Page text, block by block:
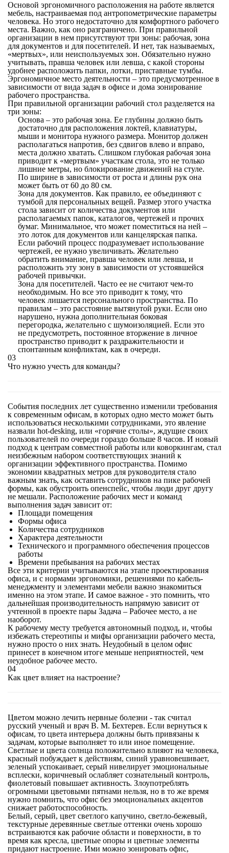
Основой эргономичного расположения на работе является
мебель, настраиваемая под антропометрические параметры
человека. Но этого недостаточно для комфортного рабочего
места. Важно, как оно разграничено. При правильной
организации в нем присутствуют три зоны: рабочая, зона
для документов и для посетителей. И нет, так называемых,
«мертвых», или неиспользуемых зон. Обязательно нужно
учитывать, правша человек или левша, с какой стороны
удобнее расположить папки, лотки, приставные тумбы.
Эргономичное место деятельности – это предусмотренное в
зависимости от вида задач в офисе и дома зонирование
рабочего пространства.
При правильной организации рабочий стол разделяется на
три зоны:
Основа – это рабочая зона. Ее глубины должно быть
достаточно для расположения локтей, клавиатуры,
мыши и монитора нужного размера. Монитор должен
располагаться напротив, без сдвигов влево и вправо,
места должно хватать. Слишком глубокая рабочая зона
приводит к «мертвым» участкам стола, это не только
лишние метры, но блокирование движений на стуле.
По ширине в зависимости от роста и длины рук она
может быть от 60 до 80 см.
Зона для документов. Как правило, ее объединяют с
тумбой для персональных вещей. Размер этого участка
стола зависит от количества документов или
располагаемых папок, каталогов, чертежей и прочих
бумаг. Минимальное, что может поместиться на ней –
это лоток для документов или канцелярская папка.
Если рабочий процесс подразумевает использование
чертежей, ее нужно увеличивать. Желательно
обратить внимание, правша человек или левша, и
расположить эту зону в зависимости от устоявшейся
рабочей привычки.
Зона для посетителей. Часто ее не считают чем-то
необходимым. Но все это приводит к тому, что
человек лишается персонального пространства. По
правилам – это расстояние вытянутой руки. Если оно
нарушено, нужна дополнительная боковая
перегородка, желательно с шумоизоляцией. Если это
не предусмотреть, постоянное вторжение в личное
пространство приводит к раздражительности и
спонтанным конфликтам, как в очереди.
03
Что нужно учесть для команды?
События последних лет существенно изменили требования
к современным офисам, в которых одно место может быть
использоваться несколькими сотрудниками, это явление
назвали hot-desking, или «горячие столы», ждущие своих
пользователей по очереди гораздо больше 8 часов. И новый
подход к центрам совместной работы или коворкингам, стал
неизбежным набором соответствующих знаний к
организации эффективного пространства. Помимо
экономии квадратных метров для руководителя стало
важным знать, как оставить сотрудников на пике рабочей
формы, как обустроить опенспейс, чтобы люди друг другу
не мешали. Расположение рабочих мест и команд
выполнения задач зависит от:
Площади помещения
Формы офиса
Количества сотрудников
Характера деятельности
Технического и программного обеспечения процессов
работы
Времени пребывания на рабочих местах
Все эти критерии учитываются на этапе проектирования
офиса, и с нормами эргономики, решениями по кабель-
менеджменту и элементами мебели важно знакомиться
именно на этом этапе. И самое важное - это помнить, что
дальнейшая производительность напрямую зависит от
учтенной в проекте пары Задача – Рабочее место, а не
наоборот.
К рабочему месту требуется автономный подход, и, чтобы
избежать стереотипы и мифы организации рабочего места,
нужно просто о них знать. Неудобный в целом офис
принесет в конечном итоге меньше неприятностей, чем
неудобное рабочее место.
04
Как цвет влияет на настроение?
Цветом можно лечить нервные болезни - так считал
русский ученый и врач В. М. Бехтерев. Если вернуться к
офисам, то цвета интерьера должны быть привязаны к
задачам, которые выполняет то или иное помещение.
Светлые и цвета солнца положительно влияют на человека,
красный побуждает к действиям, синий уравновешивает,
зеленый успокаивает, серый нивелирует эмоциональные
всплески, коричневый ослабляет сознательный контроль,
фиолетовый повышает активность. Злоупотреблять
огромными цветовыми пятнами нельзя, но в то же время
нужно помнить, что офис без эмоциональных акцентов
снижает работоспособность.
Белый, серый, цвет светлого капучино, светло-бежевый,
текстурные деревянные светлые оттенки очень хорошо
встраиваются как рабочие области и поверхности, в то
время как кресла, цветные опоры и цветные элементы
придают настроение. Ими можно зонировать офис,